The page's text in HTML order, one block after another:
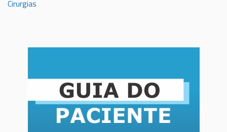
Cirurgias